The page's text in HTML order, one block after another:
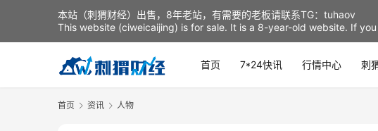
首页 7*24快讯 行情中心 刺
首页 资讯 人物
本站（刺猬财经）出售，8年老站，有需要的老板请联系TG：tuhaov
This website (ciweicaijing) is for sale. It is a 8-year-old website. If